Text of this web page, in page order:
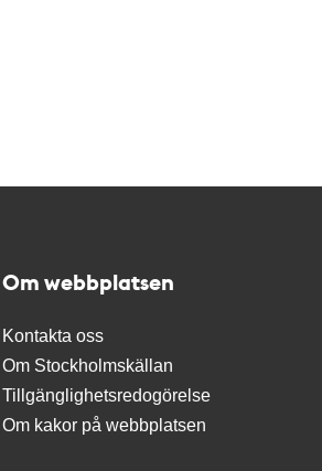
Om webbplatsen
Kontakta oss
Om Stockholmskällan
Tillgänglighetsredogörelse
Om kakor på webbplatsen